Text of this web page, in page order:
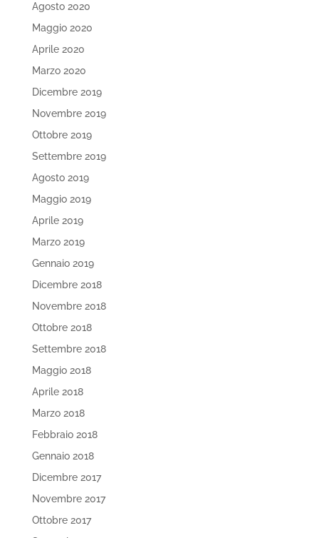
Agosto 2020
Maggio 2020
Aprile 2020
Marzo 2020
Dicembre 2019
Novembre 2019
Ottobre 2019
Settembre 2019
Agosto 2019
Maggio 2019
Aprile 2019
Marzo 2019
Gennaio 2019
Dicembre 2018
Novembre 2018
Ottobre 2018
Settembre 2018
Maggio 2018
Aprile 2018
Marzo 2018
Febbraio 2018
Gennaio 2018
Dicembre 2017
Novembre 2017
Ottobre 2017